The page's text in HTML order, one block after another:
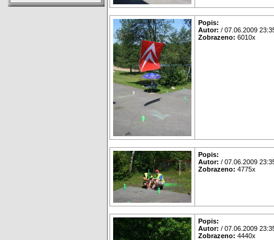
Popis:
Autor: / 07.06.2009
Zobrazeno: 6010x
Popis:
Autor: / 07.06.2009
Zobrazeno: 4775x
Popis:
Autor: / 07.06.2009
Zobrazeno: 4440x